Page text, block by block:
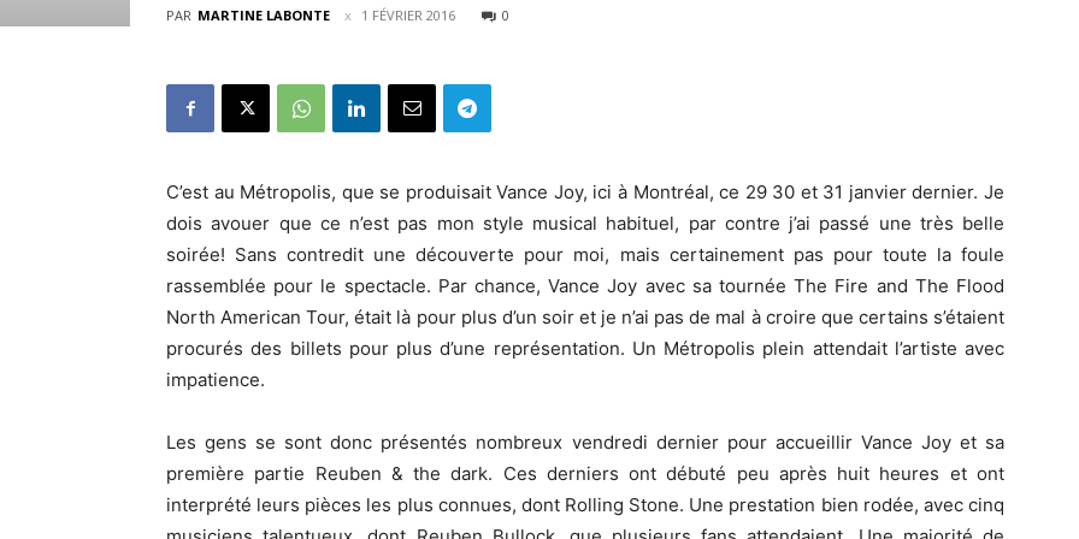
PAR MARTINE LABONTE 1 FÉVRIER 2016 0
C’est au Métropolis, que se produisait Vance Joy, ici à Montréal, ce 29 30 et 31 janvier dernier. Je
dois avouer que ce n’est pas mon style musical habituel, par contre j’ai passé une très belle
soirée! Sans contredit une découverte pour moi, mais certainement pas pour toute la foule
rassemblée pour le spectacle. Par chance, Vance Joy avec sa tournée The Fire and The Flood
North American Tour, était là pour plus d’un soir et je n’ai pas de mal à croire que certains s’étaient
procurés des billets pour plus d’une représentation. Un Métropolis plein attendait l’artiste avec
impatience.
Les gens se sont donc présentés nombreux vendredi dernier pour accueillir Vance Joy et sa
première partie Reuben & the dark. Ces derniers ont débuté peu après huit heures et ont
interprété leurs pièces les plus connues, dont Rolling Stone. Une prestation bien rodée, avec cinq